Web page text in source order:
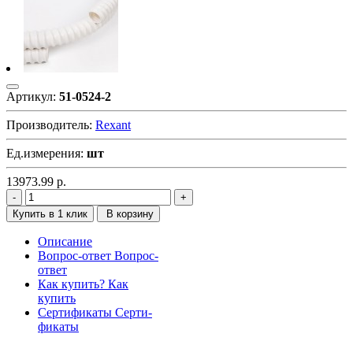
Артикул: 51-0524-2
Производитель: Rexant
Ед.измерения: шт
13973.99 р.
Купить в 1 клик В корзину
Описание
Вопрос-ответ Вопрос-
ответ
Как купить? Как
купить
Сертификаты Серти-
фикаты